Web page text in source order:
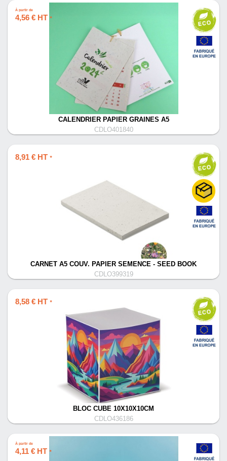
À partir de
4,56 € HT *
CALENDRIER PAPIER GRAINES A5
CDLO401840
8,91 € HT *
CARNET A5 COUV. PAPIER SEMENCE - SEED BOOK
CDLO399319
8,58 € HT *
BLOC CUBE 10X10X10CM
CDLO436186
À partir de
4,11 € HT *